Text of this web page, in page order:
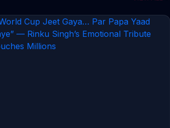
CONTINUE READING →